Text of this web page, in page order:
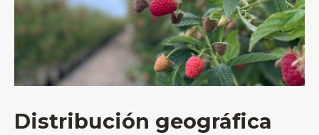
Distribución geográfica